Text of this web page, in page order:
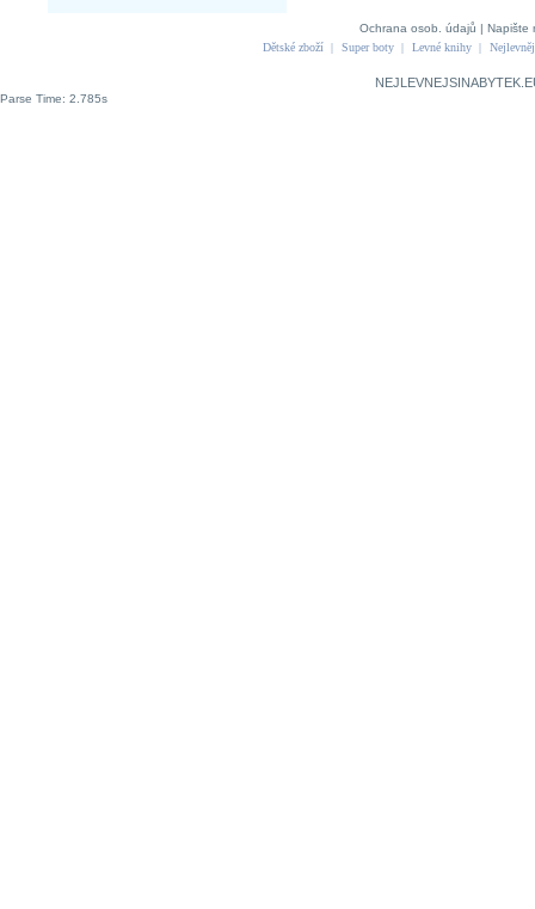
Ochrana osob. údajů | Napište
Dětské zboží | Super boty | Levné knihy |
Parse Time: 2.785s